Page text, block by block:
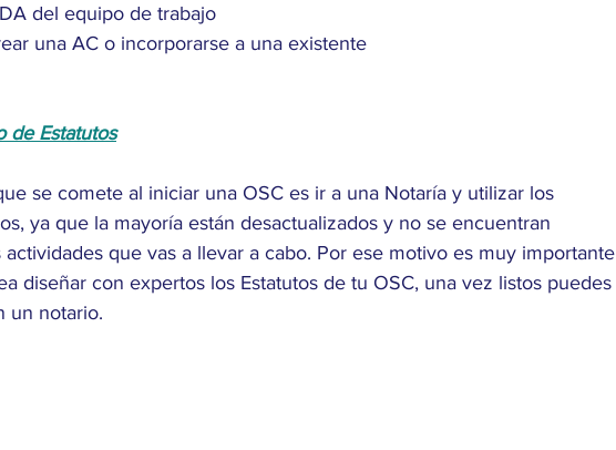
del equipo de trabajo
una AC o incorporarse a una existente
de Estatutos
se comete al iniciar una OSC es ir a una Notaría y utilizar los
ya que la mayoría están desactualizados y no se encuentran
que vas a llevar a cabo. Por ese motivo es muy importante
diseñar con expertos los Estatutos de tu OSC, una vez listos puedes
un notario.